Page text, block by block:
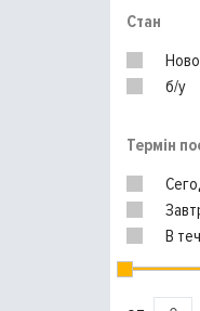
Стан
б/у
Термін
В